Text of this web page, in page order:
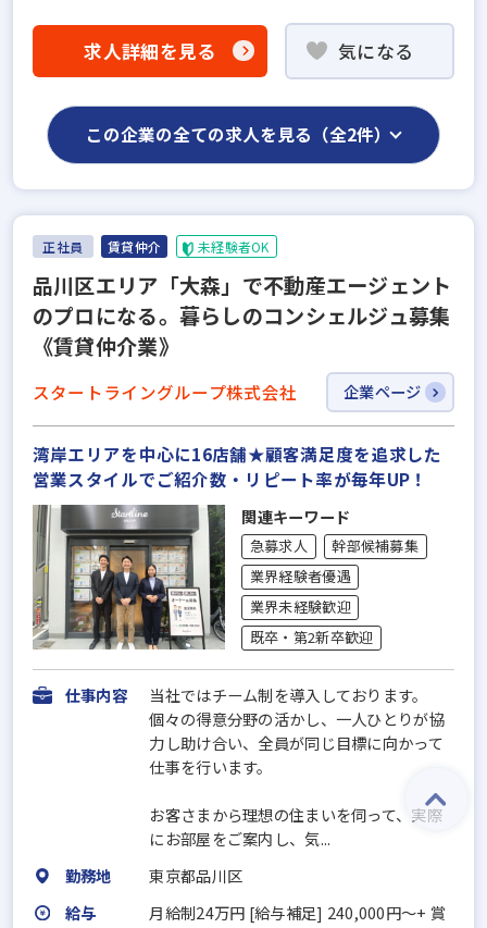
求人詳細を見る 気になる
この企業の全ての求人を見る（全2件）
正社員 賃貸仲介 未経験者OK
品川区エリア「大森」で不動産エージェント
のプロになる。暮らしのコンシェルジュ募集
《賃貸仲介業》
スタートライングループ株式会社 企業ページ
湾岸エリアを中心に16店舗★顧客満足度を追求した
営業スタイルでご紹介数・リピート率が毎年UP！
関連キーワード
急募求人
幹部候補募集
業界経験者優遇
業界未経験歓迎
既卒・第2新卒歓迎
仕事内容
当社ではチーム制を導入しております。
個々の得意分野の活かし、一人ひとりが協
力し助け合い、全員が同じ目標に向かって
仕事を行います。
お客さまから理想の住まいを伺って、実際
にお部屋をご案内し、気...
勤務地
東京都品川区
給与
月給制24万円 [給与補足] 240,000円～+ 賞